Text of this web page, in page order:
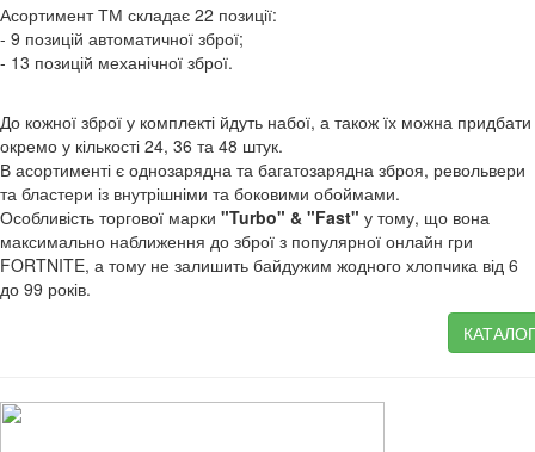
Асортимент ТМ складає 22 позиції:
- 9 позицій автоматичної зброї;
- 13 позицій механічної зброї.
До кожної зброї у комплекті йдуть набої, а також їх можна придбати
окремо у кількості 24, 36 та 48 штук.
В асортименті є однозарядна та багатозарядна зброя, револьвери
та бластери із внутрішніми та боковими обоймами.
Особливість торгової марки "Turbo" & "Fast" у тому, що вона
максимально наближення до зброї з популярної онлайн гри
FORTNITE, а тому не залишить байдужим жодного хлопчика від 6
до 99 років.